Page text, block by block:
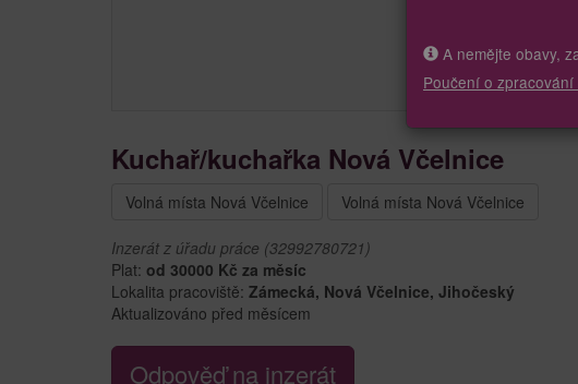
Kuchař/kuchařka Nová Včelnice
Volná místa Nová Včelnice Volná místa Nová Včelnice
Inzerát z úřadu práce (32992780721)
Plat: od 30000 Kč za měsíc
Lokalita pracoviště: Zámecká, Nová Včelnice, Jihočeský
Aktualizováno před měsícem
Odpověď na inzerát
A nemějte obavy,
Poučení o